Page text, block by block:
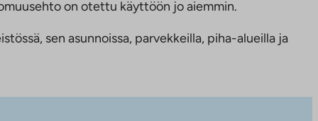
on otettu käyttöön jo aiemmin.
sen asunnoissa, parvekkeilla, piha-alueilla ja